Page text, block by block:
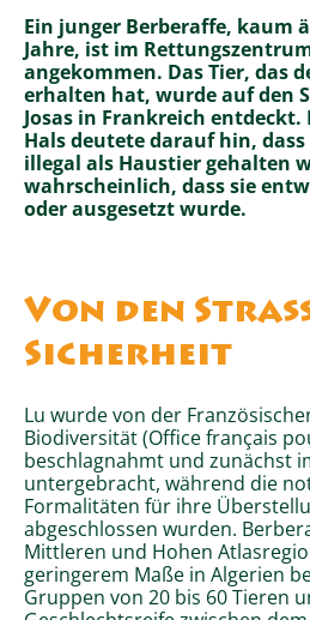
Ein junger Berberaffe, kaum
Jahre, ist im
angekommen. Das Tier, das
erhalten hat, wurde auf den
Josas in Frankreich entdeckt.
Hals deutete darauf hin,
illegal als Haustier gehalten
wahrscheinlich, dass sie
oder ausgesetzt wurde.
Von den
Sicherheit
Lu wurde von der
Biodiversität (Office français
beschlagnahmt und zunächst
untergebracht, während die
Formalitäten für ihre
abgeschlossen wurden.
Mittleren und Hohen
geringerem Maße in Algerien
Gruppen von 20 bis 60 Tieren